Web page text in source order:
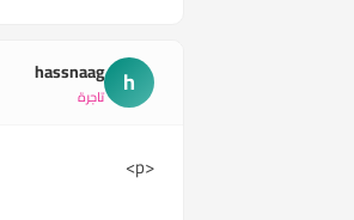
h
hassnaag
تاجرة
<p>